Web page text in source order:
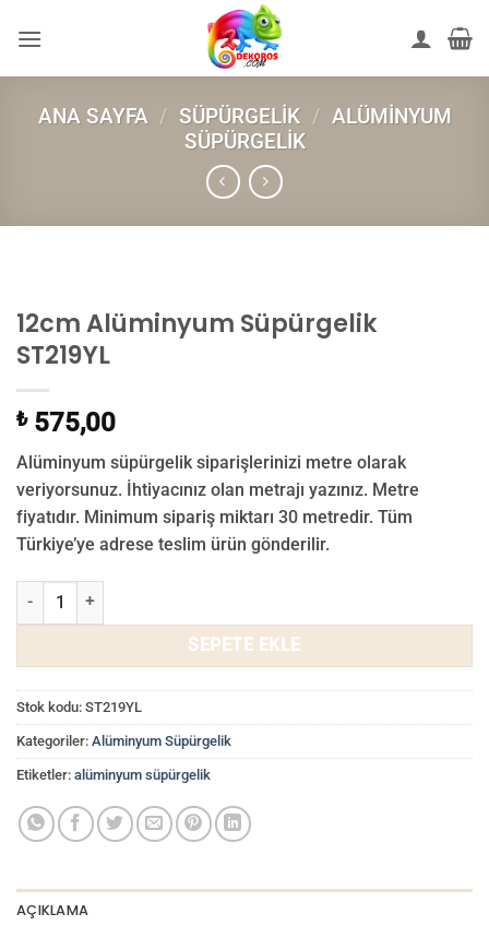
atla
ANA SAYFA / SÜPÜRGELIK / ALÜMINYUM
SÜPÜRGELIK
12cm Alüminyum Süpürgelik
ST219YL
₺575,00
Alüminyum süpürgelik siparişlerinizi metre olarak
veriyorsunuz. İhtiyacınız olan metrajı yazınız. Metre
fiyatıdır. Minimum sipariş miktarı 30 metredir. Tüm
Türkiye’ye adrese teslim ürün gönderilir.
12cm Alüminyum Süpürgelik ST219YL adet
SEPETE EKLE
Stok kodu: ST219YL
Kategoriler: Alüminyum Süpürgelik
Etiketler: alüminyum süpürgelik
AÇIKLAMA